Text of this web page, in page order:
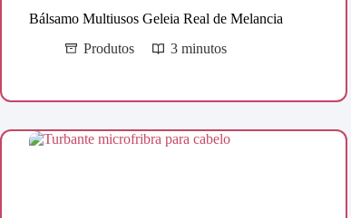
Bálsamo Multiusos Geleia Real de Melancia
Produtos
3 minutos